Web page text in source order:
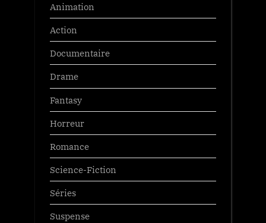
Animation
Action
Documentaire
Drame
Fantasy
Horreur
Romance
Science-Fiction
Séries
Suspense